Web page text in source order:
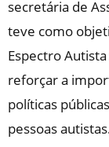
secretária de
teve como
Espectro
reforçar a
políticas
pessoas